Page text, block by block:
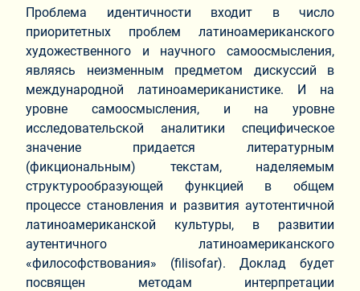
Проблема идентичности входит в число
приоритетных проблем латиноамериканского
художественного и научного самоосмысления,
являясь неизменным предметом дискуссий в
международной латиноамериканистике. И на
уровне самоосмысления, и на уровне
исследовательской аналитики специфическое
значение придается литературным
(фикциональным) текстам, наделяемым
структурообразующей функцией в общем
процессе становления и развития аутотентичной
латиноамериканской культуры, в развитии
аутентичного латиноамериканского
«философствования» (filisofar). Доклад будет
посвящен методам интерпретации